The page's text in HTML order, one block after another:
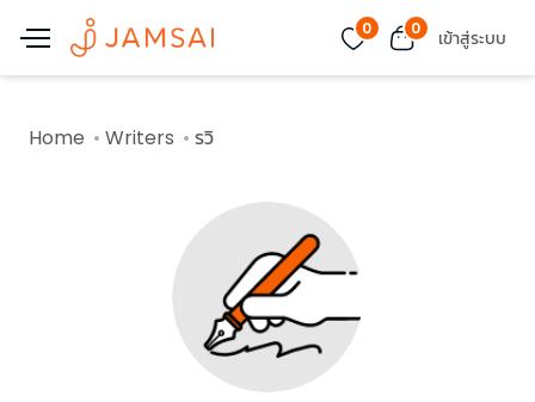
0 0 เข้าสู่ระบบ
Home Writers รวิ